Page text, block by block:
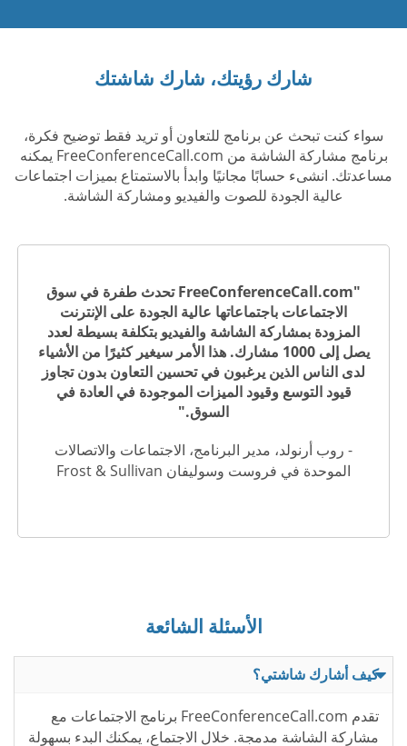
شارك رؤيتك، شارك شاشتك
سواء كنت تبحث عن برنامج للتعاون أو تريد فقط توضيح فكرة،
برنامج مشاركة الشاشة من FreeConferenceCall.com يمكنه
مساعدتك. انشىء حسابًا مجانيًا وابدأ بالاستمتاع بميزات اجتماعات
عالية الجودة للصوت والفيديو ومشاركة الشاشة.
"FreeConferenceCall.com تحدث طفرة في سوق
الاجتماعات باجتماعاتها عالية الجودة على الإنترنت
المزودة بمشاركة الشاشة والفيديو بتكلفة بسيطة لعدد
يصل إلى 1000 مشارك. هذا الأمر سيغير كثيرًا من الأشياء
لدى الناس الذين يرغبون في تحسين التعاون بدون تجاوز
قيود التوسع وقيود الميزات الموجودة في العادة في
السوق."
- روب أرنولد، مدير البرنامج، الاجتماعات والاتصالات
الموحدة في فروست وسوليفان Frost & Sullivan
الأسئلة الشائعة
كيف أشارك شاشتي؟
تقدم FreeConferenceCall.com برنامج الاجتماعات مع
مشاركة الشاشة مدمجة. خلال الاجتماع، يمكنك البدء بسهولة